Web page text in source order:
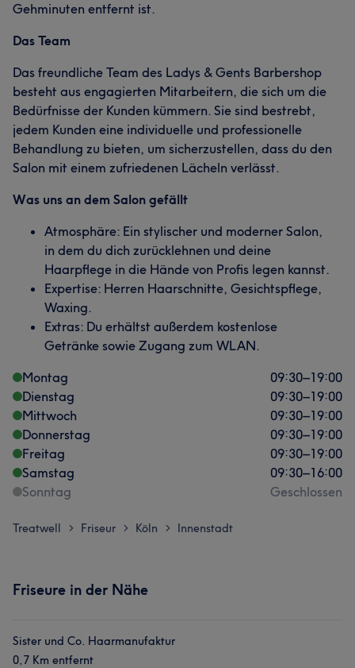
Gehminuten entfernt ist.
Das Team
Das freundliche Team des Ladys & Gents Barbershop
besteht aus engagierten Mitarbeitern, die sich um die
Bedürfnisse der Kunden kümmern. Sie sind bestrebt,
jedem Kunden eine individuelle und professionelle
Behandlung zu bieten, um sicherzustellen, dass du den
Salon mit einem zufriedenen Lächeln verlässt.
Was uns an dem Salon gefällt
Atmosphäre: Ein stylischer und moderner Salon,
in dem du dich zurücklehnen und deine
Haarpflege in die Hände von Profis legen kannst.
Expertise: Herren Haarschnitte, Gesichtspflege,
Waxing.
Extras: Du erhältst außerdem kostenlose
Getränke sowie Zugang zum WLAN.
Montag
09:30–19:00
Dienstag
09:30–19:00
Mittwoch
09:30–19:00
Donnerstag
09:30–19:00
Freitag
09:30–19:00
Samstag
09:30–16:00
Sonntag
Geschlossen
Treatwell > Friseur > Köln > Innenstadt
Friseure in der Nähe
Sister und Co. Haarmanufaktur
0,7 Km entfernt